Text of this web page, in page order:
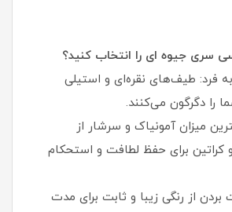
سری جیوه ای را انتخاب کنید؟
فرد: طیف‌های نقره‌ای و استیلی
را دگرگون می‌کنند.
میزان آمونیاک و سرشار از
برای حفظ لطافت و استحکام
بردن از رنگی زیبا و ثابت برای مدت